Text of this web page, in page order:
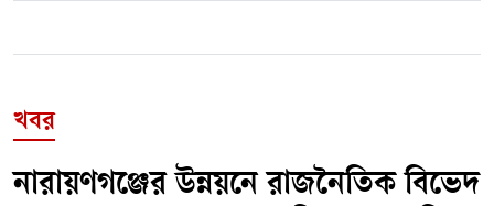
খবর
নারায়ণগঞ্জের উন্নয়নে রাজনৈতিক বিভেদ